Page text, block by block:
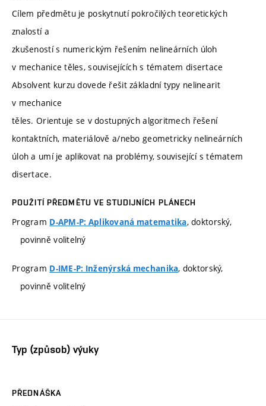
Cílem předmětu je poskytnutí pokročilých teoretických
znalostí a
zkušeností s numerickým řešením nelineárních úloh
v mechanice těles, souvisejících s tématem disertace
Absolvent kurzu dovede řešit základní typy nelinearit
v mechanice
těles. Orientuje se v dostupných algoritmech řešení
kontaktních, materiálově a/nebo geometricky nelineárních
úloh a umí je aplikovat na problémy, související s tématem
disertace.
POUŽITÍ PŘEDMĚTU VE STUDIJNÍCH PLÁNECH
Program D-APM-P: Aplikovaná matematika, doktorský,
povinně volitelný
Program D-IME-P: Inženýrská mechanika, doktorský,
povinně volitelný
Typ (způsob) výuky
PŘEDNÁŠKA